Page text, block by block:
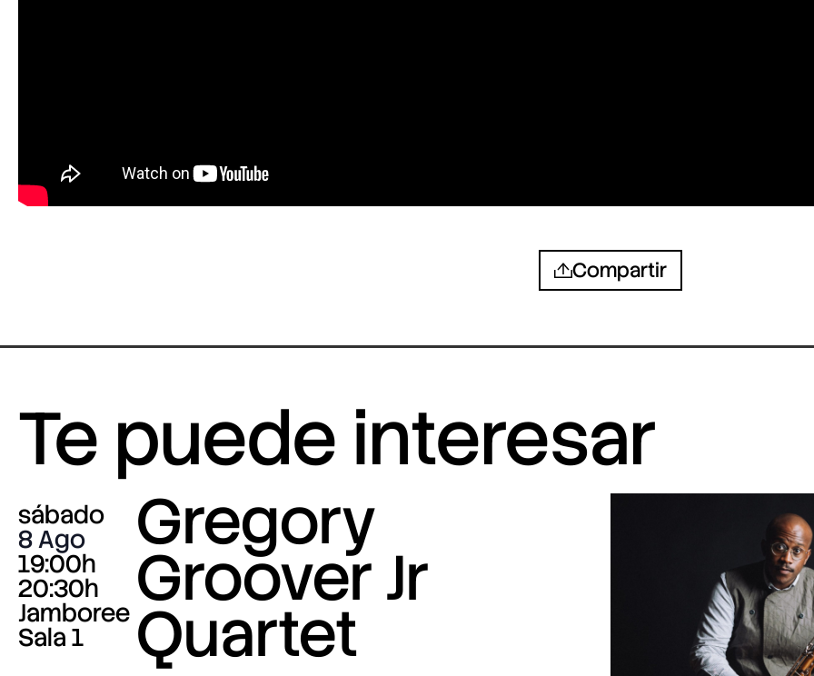
Compartir
Te puede interesar
sábado
8 Ago
19:00h
20:30h
Jamboree
Sala 1
Gregory
Groover Jr
Quartet